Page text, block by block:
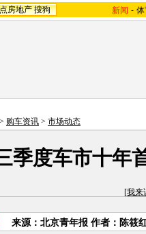
房地产 搜狗 新闻 -
> 购车资讯 > 市场动态
季度车市十年
[我来
来源：北京青年报 作者：陈筱